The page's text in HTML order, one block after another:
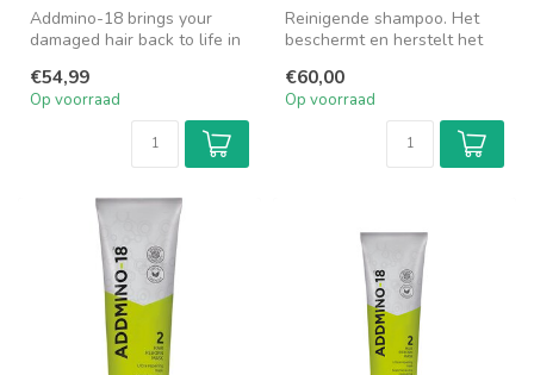
Addmino-18 brings your
damaged hair back to life in
nieuwste...
€54,99
Op voorraad
Reinigende shampoo. Het
beschermt en herstelt het
chemis...
€60,00
Op voorraad